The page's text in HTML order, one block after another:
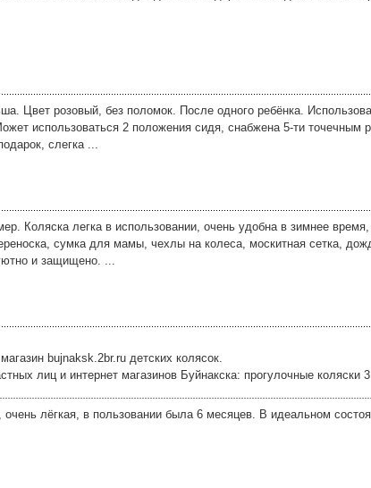
Цвет розовый, без поломок. После одного ребёнка.
использоваться 2 положения сидя, снабжена 5-ти точечным
слегка ...
Коляска легка в использовании, очень удобна в зимнее
сумка для мамы, чехлы на колеса, москитная сетка,
и защищено. ...
bujnaksk.2br.ru детских колясок.
лиц и интернет магазинов Буйнакска: прогулочные
очень лёгкая, в пользовании была 6 месяцев. В идеальном